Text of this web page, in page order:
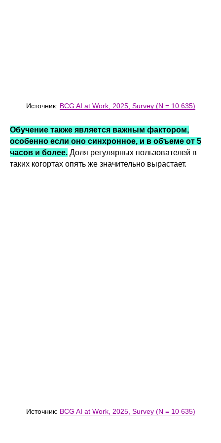
Источник: BCG AI at Work, 2025, Survey (N = 10 635)
Обучение также является важным фактором,
особенно если оно синхронное, и в объеме от 5
часов и более. Доля регулярных пользователей в
таких когортах опять же значительно вырастает.
Источник: BCG AI at Work, 2025, Survey (N = 10 635)